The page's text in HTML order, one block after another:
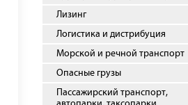
Лизинг
Логистика и дистрибуция
Морской и речной транспорт
Опасные грузы
Пассажирский транспорт,